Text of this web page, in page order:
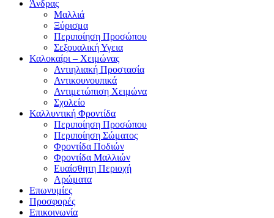
Άνδρας
Μαλλιά
Ξύρισμα
Περιποίηση Προσώπου
Σεξουαλική Υγεια
Καλοκαίρι – Χειμώνας
Αντιηλιακή Προστασία
Αντικουνουπικά
Αντιμετώπιση Χειμώνα
Σχολείο
Καλλυντική Φροντίδα
Περιποίηση Προσώπου
Περιποίηση Σώματος
Φροντίδα Ποδιών
Φροντίδα Μαλλιών
Ευαίσθητη Περιοχή
Αρώματα
Επωνυμίες
Προσφορές
Επικοινωνία